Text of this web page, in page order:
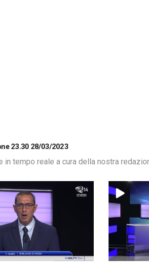
23.30 28/03/2023
in tempo reale a cura della nostra